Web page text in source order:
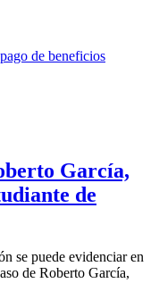
García,
de
se puede evidenciar en
de Roberto García,